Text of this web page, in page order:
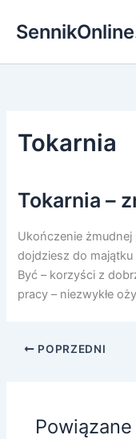
Tokarnia
Tokarnia –
Ukończenie żmudnej
dojdziesz do
Być – korzyści z
pracy – niezwykłe
POPRZEDNI
Powiązane